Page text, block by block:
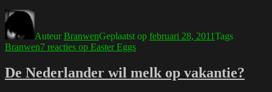
AuteurBranwenGeplaatst op februari 28, 2011Tags
Branwen7 reacties op Easter Eggs
De Nederlander wil melk op vakantie?